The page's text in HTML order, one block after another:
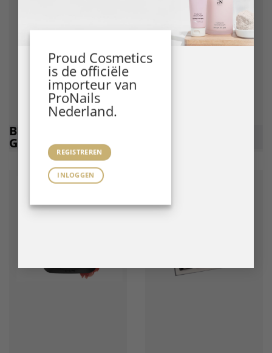
Proud Cosmetics
is de officiële
importeur van
ProNails
Nederland.
REGISTREREN
INLOGGEN
BIAB BSYSTEMS
GELS